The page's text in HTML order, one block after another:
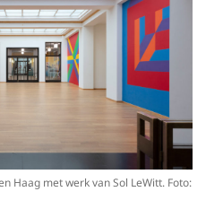
Haag met werk van Sol LeWitt. Foto: